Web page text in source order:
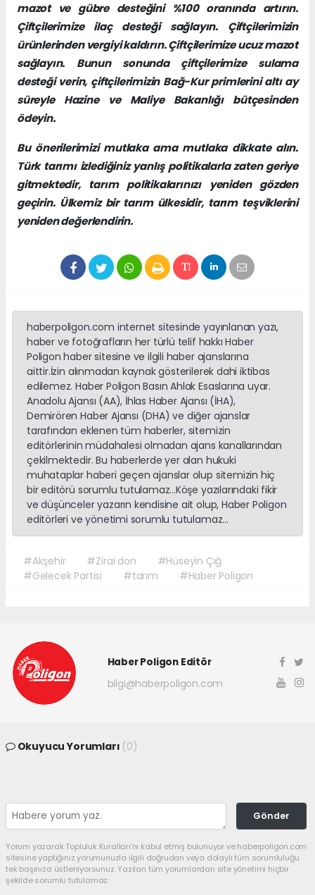
mazot ve gübre desteğini %100 oranında artırın.
Çiftçilerimize ilaç desteği sağlayın. Çiftçilerimizin
ürünlerinden vergiyi kaldırın. Çiftçilerimize ucuz mazot
sağlayın. Bunun sonunda çiftçilerimize sulama
desteği verin, çiftçilerimizin Bağ-Kur primlerini altı ay
süreyle Hazine ve Maliye Bakanlığı bütçesinden
ödeyin.
Bu önerilerimizi mutlaka ama mutlaka dikkate alın.
Türk tarımı izlediğiniz yanlış politikalarla zaten geriye
gitmektedir, tarım politikalarınızı yeniden gözden
geçirin. Ülkemiz bir tarım ülkesidir, tarım teşviklerini
yeniden değerlendirin.
haberpoligon.com internet sitesinde yayınlanan yazı,
haber ve fotoğrafların her türlü telif hakkı Haber
Poligon haber sitesine ve ilgili haber ajanslarına
aittir.İzin alınmadan kaynak gösterilerek dahi iktibas
edilemez. Haber Poligon Basın Ahlak Esaslarına uyar.
Anadolu Ajansı (AA), İhlas Haber Ajansı (İHA),
Demirören Haber Ajansı (DHA) ve diğer ajanslar
tarafından eklenen tüm haberler, sitemizin
editörlerinin müdahalesi olmadan ajans kanallarından
çekilmektedir. Bu haberlerde yer alan hukuki
muhataplar haberi geçen ajanslar olup sitemizin hiç
bir editörü sorumlu tutulamaz...Köşe yazılarındaki fikir
ve düşünceler yazarın kendisine ait olup, Haber Poligon
editörleri ve yönetimi sorumlu tutulamaz...
#Akşehir #Zirai don
#Hüseyin Çığ
#Gelecek Partisi
#tarım #Haber Poligon
Haber Poligon Editör
bilgi@haberpoligon.com
Okuyucu Yorumları (0)
Gönder
Yorum yazarak Topluluk Kuralları’nı kabul etmiş bulunuyor ve haberpoligon.com
sitesine yaptığınız yorumunuzla ilgili doğrudan veya dolaylı tüm sorumluluğu
tek başınıza üstleniyorsunuz. Yazılan tüm yorumlardan site yönetimi hiçbir
şekilde sorumlu tutulamaz.